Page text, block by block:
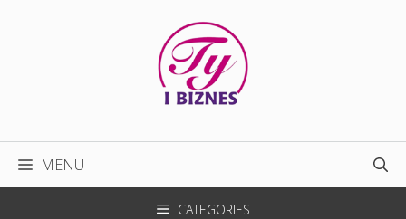
MENU
CATEGORIES